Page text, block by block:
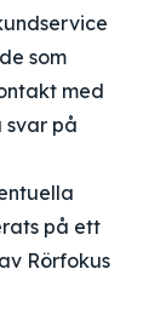
som
med
svar på
på ett
Rörfokus